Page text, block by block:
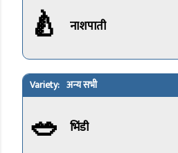
🍐 नाशपाती
अन्य सभी
🥗 भिंडी